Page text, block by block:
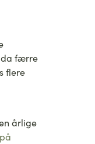
da færre
flere
årlige